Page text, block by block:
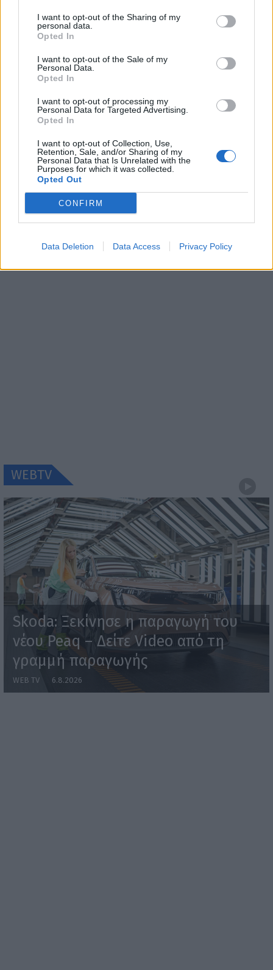
I want to opt-out of the Sharing of my
personal data.
Opted In
I want to opt-out of the Sale of my
Personal Data.
Opted In
I want to opt-out of processing my
Personal Data for Targeted Advertising.
Opted In
I want to opt-out of Collection, Use,
Retention, Sale, and/or Sharing of my
Personal Data that Is Unrelated with the
Purposes for which it was collected.
Opted Out
CONFIRM
Data Deletion Data Access Privacy Policy
Κρήτης
7.8.2026
Ο Alain Favey αποκλειστικά στα Auto Express /
MotorOne: Το…
6.8.2026
Motor Oil: Δωρεά πυροσβεστικών οχημάτων και
εξοπλισμού στον…
Skoda: Ξεκίνησε η παραγωγή του νέου Peaq –
Δείτε Video…
6.8.2026
WEBTV
Skoda: Ξεκίνησε η παραγωγή του
νέου Peaq – Δείτε Video από τη
γραμμή παραγωγής
WEB TV 6.8.2026